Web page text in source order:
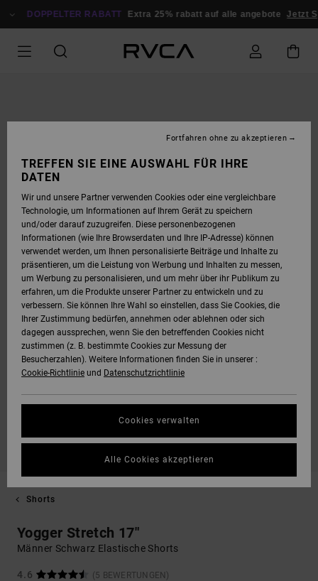
ZUR
DOPPELTER RABATT Extra 25% rabatt auf alle angebote Jetzt
Shorts
Yogger Stretch 17"
Männer Schwarz Elastische Shorts
4.6
(5 BEWERTUNGEN)
TREFFEN SIE EINE AUSWAHL FÜR IHRE
DATEN
Wir und unsere Partner verwenden Cookies oder eine vergleichbare
Technologie, um Informationen auf Ihrem Gerät zu speichern
und/oder darauf zuzugreifen. Diese personenbezogenen
Informationen (wie Ihre Browserdaten und Ihre IP-Adresse) können
verwendet werden, um Ihnen personalisierte Beiträge und Inhalte zu
präsentieren, um die Leistung von Werbung und Inhalten zu messen,
um Werbung zu personalisieren, und um mehr über ihr Publikum zu
erfahren, um die Produkte unserer Partner zu entwickeln und zu
verbessern. Sie können Ihre Wahl so einstellen, dass Sie Cookies, die
Ihrer Zustimmung bedürfen, annehmen oder ablehnen oder sich
dagegen aussprechen, wenn Sie den betreffenden Cookies nicht
zustimmen (z. B. bestimmte Cookies zur Messung der
Besucherzahlen). Weitere Informationen finden Sie in unserer :
Cookie-Richtlinie und Datenschutzrichtlinie
Cookies verwalten
Fortfahren ohne zu akzeptieren
Alle Cookies akzeptieren